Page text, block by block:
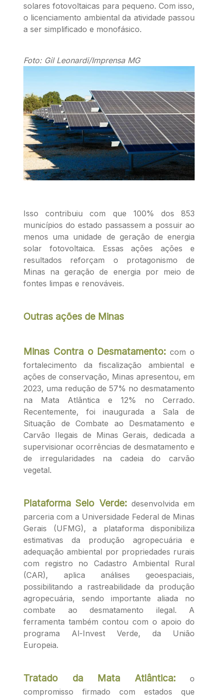
solares fotovoltaicas para pequeno. Com isso,
o licenciamento ambiental da atividade passou
a ser simplificado e monofásico.
Foto: Gil Leonardi/Imprensa MG
Isso contribuiu com que 100% dos 853
municípios do estado passassem a possuir ao
menos uma unidade de geração de energia
solar fotovoltaica. Essas ações ações e
resultados reforçam o protagonismo de
Minas na geração de energia por meio de
fontes limpas e renováveis.
Outras ações de Minas
Minas Contra o Desmatamento: com o
fortalecimento da fiscalização ambiental e
ações de conservação, Minas apresentou, em
2023, uma redução de 57% no desmatamento
na Mata Atlântica e 12% no Cerrado.
Recentemente, foi inaugurada a Sala de
Situação de Combate ao Desmatamento e
Carvão Ilegais de Minas Gerais, dedicada a
supervisionar ocorrências de desmatamento e
de irregularidades na cadeia do carvão
vegetal.
Plataforma Selo Verde:desenvolvida em
parceria com a Universidade Federal de Minas
Gerais (UFMG), a plataforma disponibiliza
estimativas da produção agropecuária e
adequação ambiental por propriedades rurais
com registro no Cadastro Ambiental Rural
(CAR), aplica análises geoespaciais,
possibilitando a rastreabilidade da produção
agropecuária, sendo importante aliada no
combate ao desmatamento ilegal. A
ferramenta também contou com o apoio do
programa Al-Invest Verde, da União
Europeia.
Tratado da Mata Atlântica:o
compromisso firmado com estados que